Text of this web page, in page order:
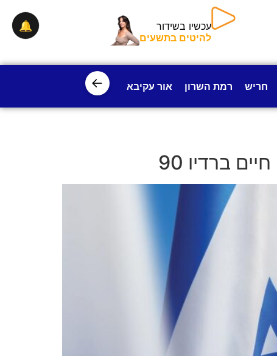
עכשיו בשידור
להיטים בתשעים
חריש רמת השרון אור עקיבא פרדס חנה
←
ברדיו 90
🔔